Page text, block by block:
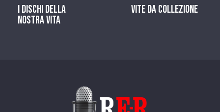
I dischi della
nostra vita
Vite da Collezione